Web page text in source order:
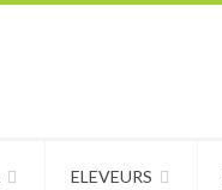
ELEVEURS